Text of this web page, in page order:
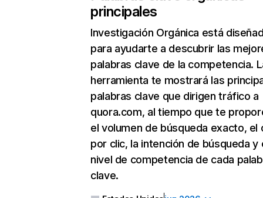
principales
Investigación Orgánica está
para ayudarte a descubrir las
palabras clave de la competencia.
herramienta te mostrará las
palabras clave que dirigen tráfico a
quora.com, al tiempo que te
el volumen de búsqueda exacto, el
por clic, la intención de búsqueda y
nivel de competencia de cada
clave.